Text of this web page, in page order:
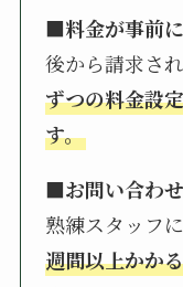
■料金が事前
後から請求さ
ずつの料金設
す。
■お問い合わ
熟練スタッフ
週間以上かか